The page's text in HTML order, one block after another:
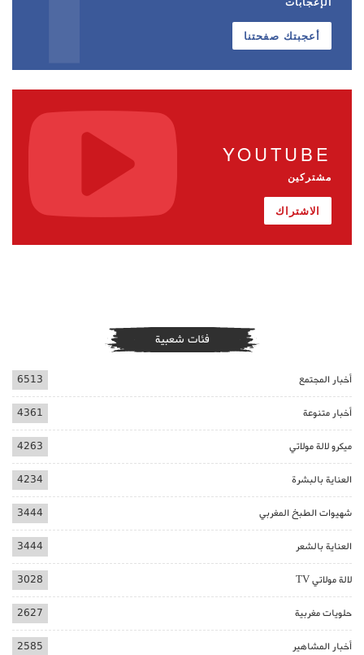
أعجبتك صفحتنا
YOUTUBE
مشتركين
الاشتراك
فئات شعبية
أخبار المجتمع 6513
أخبار متنوعة 4361
ميكرو لالة مولاتي 4263
العناية بالبشرة 4234
شهيوات الطبخ المغربي 3444
العناية بالشعر 3444
لالة مولاتي TV 3028
حلويات مغربية 2627
أخبار المشاهير 2585